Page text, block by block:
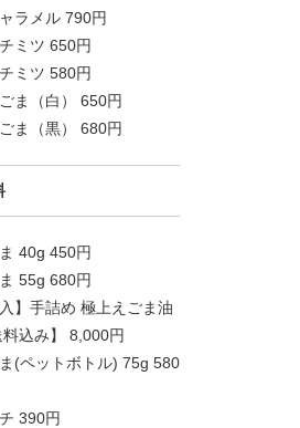
ラメル 790円
ミツ 650円
ミツ 580円
ま（白） 650円
ま（黒） 680円
40g 450円
55g 680円
入】手詰め 極上えごま油
込み】 8,000円
(ペットボトル) 75g 580
390円